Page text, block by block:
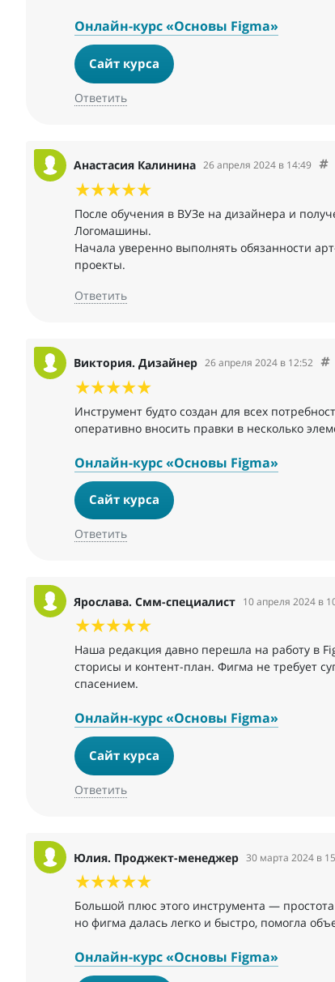
Онлайн-курс «Основы Figma»
Сайт курса
Ответить
Анастасия Калинина 26 апреля 2024 в 14:49
После обучения в ВУЗе на дизайнера и
Логомашины.
Начала уверенно выполнять обязанности
проекты.
Ответить
Виктория. Дизайнер 26 апреля 2024 в 12:52
Инструмент будто создан для всех
оперативно вносить правки в несколько
Онлайн-курс «Основы Figma»
Сайт курса
Ответить
Ярослава. Смм-специалист 10 апреля 2024 в
Наша редакция давно перешла на работу в
сторисы и контент-план. Фигма не требует
спасением.
Онлайн-курс «Основы Figma»
Сайт курса
Ответить
Юлия. Проджект-менеджер 30 марта 2024 в
Большой плюс этого инструмента —
но фигма далась легко и быстро, помогла
Онлайн-курс «Основы Figma»